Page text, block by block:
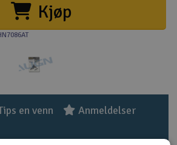
LEGO & byggesett
Kjøp
en venn Anmeldelser